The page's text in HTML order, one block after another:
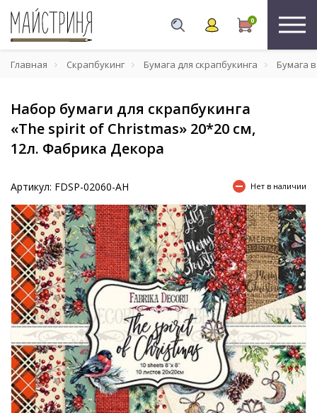
0
Главная Скрапбукинг Бумага для скрапбукинга Бумага
Набор бумаги для скрапбукинга
«The spirit of Christmas» 20*20 см,
12л. Фабрика Декора
Артикул: FDSP-02060-AH Нет в наличии